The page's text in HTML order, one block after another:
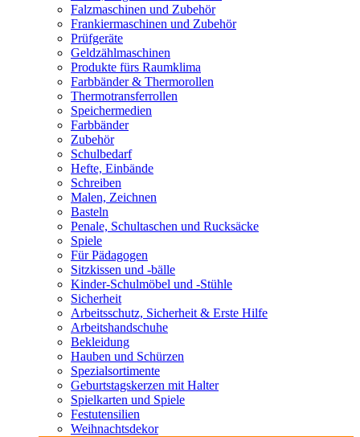
Falzmaschinen und Zubehör
Frankiermaschinen und Zubehör
Prüfgeräte
Geldzählmaschinen
Produkte fürs Raumklima
Farbbänder & Thermorollen
Thermotransferrollen
Speichermedien
Farbbänder
Zubehör
Schulbedarf
Hefte, Einbände
Schreiben
Malen, Zeichnen
Basteln
Penale, Schultaschen und Rucksäcke
Spiele
Für Pädagogen
Sitzkissen und -bälle
Kinder-Schulmöbel und -Stühle
Sicherheit
Arbeitsschutz, Sicherheit & Erste Hilfe
Arbeitshandschuhe
Bekleidung
Hauben und Schürzen
Spezialsortimente
Geburtstagskerzen mit Halter
Spielkarten und Spiele
Festutensilien
Weihnachtsdekor